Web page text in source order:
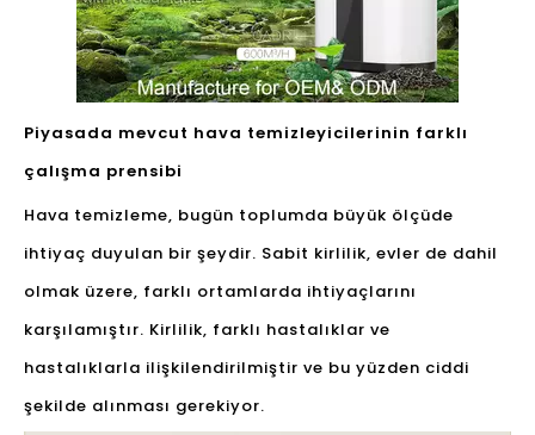
Piyasada mevcut hava temizleyicilerinin farklı
çalışma prensibi
Hava temizleme, bugün toplumda büyük ölçüde
ihtiyaç duyulan bir şeydir. Sabit kirlilik, evler de dahil
olmak üzere, farklı ortamlarda ihtiyaçlarını
karşılamıştır. Kirlilik, farklı hastalıklar ve
hastalıklarla ilişkilendirilmiştir ve bu yüzden ciddi
şekilde alınması gerekiyor.